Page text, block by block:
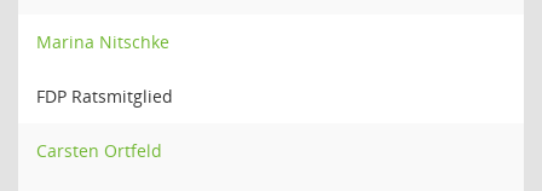
Marina Nitschke
FDP Ratsmitglied
Carsten Ortfeld